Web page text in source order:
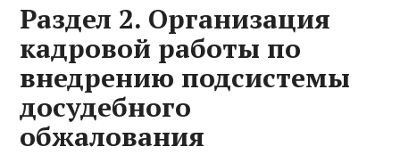
Раздел 2. Организация
кадровой работы по
внедрению подсистемы
досудебного
обжалования